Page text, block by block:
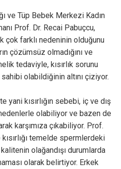
ve Tüp Bebek Merkezi Kadın
Prof. Dr. Recai Pabuçcu,
çok farklı nedeninin olduğunu
çözümsüz olmadığını ve
tedaviyle, kısırlık sorunu
olabildiğinin altını çiziyor.
kısırlığın sebebi, iç ve dış
olabiliyor ve bazen de
karşımıza çıkabiliyor. Prof.
temelde spermlerdeki
olağandışı durumlarda
olarak belirtiyor. Erkek